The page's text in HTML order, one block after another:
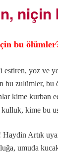
bu
estiren, yoz ve
bu zulümler, bu
kime kurban
kime bu
Artık
umuda